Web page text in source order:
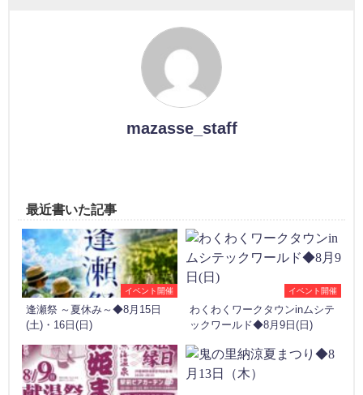
mazasse_staff
最近書いた記事
イベント開催
逢瀬祭 ～夏休み～◆8月15日
(土)・16日(日)
イベント開催
わくわくワークタウンinムシテ
ックワールド◆8月9日(日)